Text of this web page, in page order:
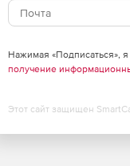
Нажимая «Подписаться»,
получение
Этот сайт защищен